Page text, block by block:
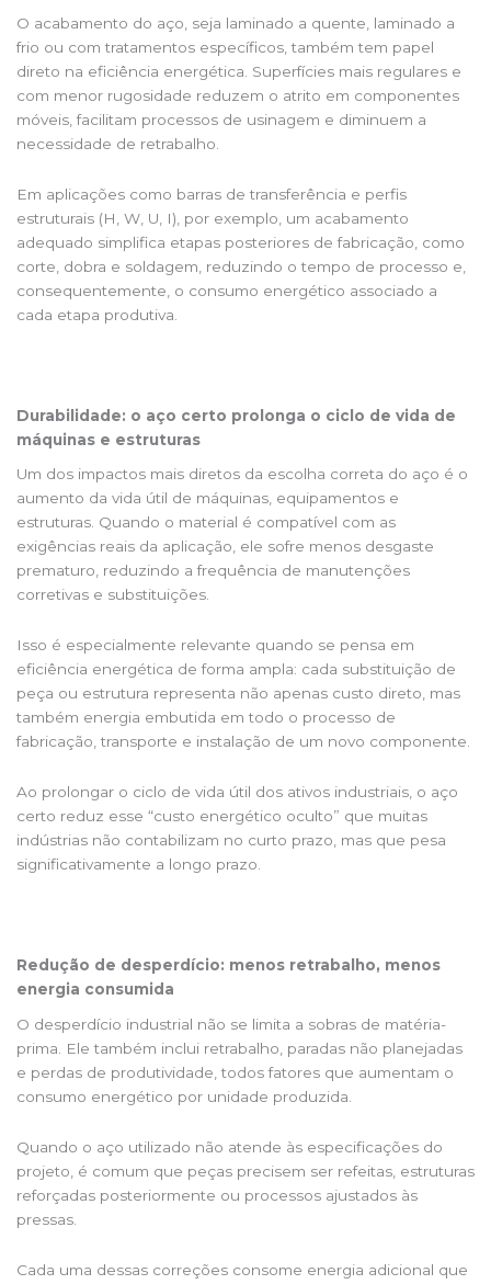
O acabamento do aço, seja laminado a quente, laminado a
frio ou com tratamentos específicos, também tem papel
direto na eficiência energética. Superfícies mais regulares e
com menor rugosidade reduzem o atrito em componentes
móveis, facilitam processos de usinagem e diminuem a
necessidade de retrabalho.
Em aplicações como barras de transferência e perfis
estruturais (H, W, U, I), por exemplo, um acabamento
adequado simplifica etapas posteriores de fabricação, como
corte, dobra e soldagem, reduzindo o tempo de processo e,
consequentemente, o consumo energético associado a
cada etapa produtiva.
Durabilidade: o aço certo prolonga o ciclo de vida de
máquinas e estruturas
Um dos impactos mais diretos da escolha correta do aço é o
aumento da vida útil de máquinas, equipamentos e
estruturas. Quando o material é compatível com as
exigências reais da aplicação, ele sofre menos desgaste
prematuro, reduzindo a frequência de manutenções
corretivas e substituições.
Isso é especialmente relevante quando se pensa em
eficiência energética de forma ampla: cada substituição de
peça ou estrutura representa não apenas custo direto, mas
também energia embutida em todo o processo de
fabricação, transporte e instalação de um novo componente.
Ao prolongar o ciclo de vida útil dos ativos industriais, o aço
certo reduz esse “custo energético oculto” que muitas
indústrias não contabilizam no curto prazo, mas que pesa
significativamente a longo prazo.
Redução de desperdício: menos retrabalho, menos
energia consumida
O desperdício industrial não se limita a sobras de matéria-
prima. Ele também inclui retrabalho, paradas não planejadas
e perdas de produtividade, todos fatores que aumentam o
consumo energético por unidade produzida.
Quando o aço utilizado não atende às especificações do
projeto, é comum que peças precisem ser refeitas, estruturas
reforçadas posteriormente ou processos ajustados às
pressas.
Cada uma dessas correções consome energia adicional que